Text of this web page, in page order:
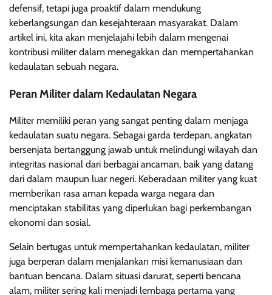
defensif, tetapi juga proaktif dalam mendukung
keberlangsungan dan kesejahteraan masyarakat. Dalam
artikel ini, kita akan menjelajahi lebih dalam mengenai
kontribusi militer dalam menegakkan dan mempertahankan
kedaulatan sebuah negara.
Peran Militer dalam Kedaulatan Negara
Militer memiliki peran yang sangat penting dalam menjaga
kedaulatan suatu negara. Sebagai garda terdepan, angkatan
bersenjata bertanggung jawab untuk melindungi wilayah dan
integritas nasional dari berbagai ancaman, baik yang datang
dari dalam maupun luar negeri. Keberadaan militer yang kuat
memberikan rasa aman kepada warga negara dan
menciptakan stabilitas yang diperlukan bagi perkembangan
ekonomi dan sosial.
Selain bertugas untuk mempertahankan kedaulatan, militer
juga berperan dalam menjalankan misi kemanusiaan dan
bantuan bencana. Dalam situasi darurat, seperti bencana
alam, militer sering kali menjadi lembaga pertama yang